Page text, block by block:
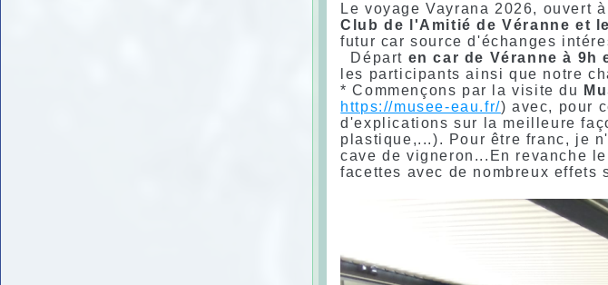
Le voyage Vayrana 2026, ouvert
Club de l'Amitié de Véranne et
futur car source d'échanges
Départ en car de Véranne à 9h
les participants ainsi que notre
* Commençons par la visite du
https://musee-eau.fr/) avec, pour
d'explications sur la meilleure
plastique,...). Pour être franc, je
cave de vigneron...En revanche
facettes avec de nombreux effets